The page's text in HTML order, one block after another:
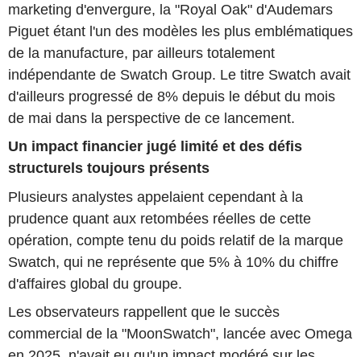
marketing d'envergure, la "Royal Oak" d'Audemars
Piguet étant l'un des modèles les plus emblématiques
de la manufacture, par ailleurs totalement
indépendante de Swatch Group. Le titre Swatch avait
d'ailleurs progressé de 8% depuis le début du mois
de mai dans la perspective de ce lancement.
Un impact financier jugé limité et des défis
structurels toujours présents
Plusieurs analystes appelaient cependant à la
prudence quant aux retombées réelles de cette
opération, compte tenu du poids relatif de la marque
Swatch, qui ne représente que 5% à 10% du chiffre
d'affaires global du groupe.
Les observateurs rappellent que le succès
commercial de la "MoonSwatch", lancée avec Omega